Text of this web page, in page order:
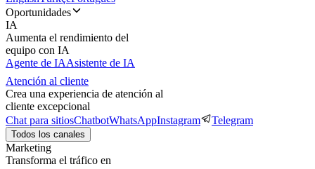
Oportunidades
IA
Aumenta el rendimiento del
equipo con IA
Agente de IAAsistente de IA
Atención al cliente
Crea una experiencia de atención al
cliente excepcional
Chat para sitiosChatbotWhatsAppInstagram Telegram
Todos los canales
Marketing
Transforma el tráfico en